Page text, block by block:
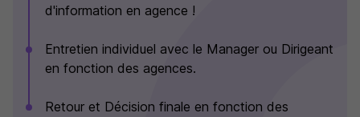
d'information en agence !
Entretien individuel avec le Manager ou Dirigeant
en fonction des agences.
Retour et Décision finale en fonction des